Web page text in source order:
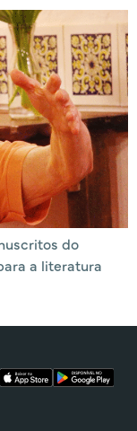
do
a literatura